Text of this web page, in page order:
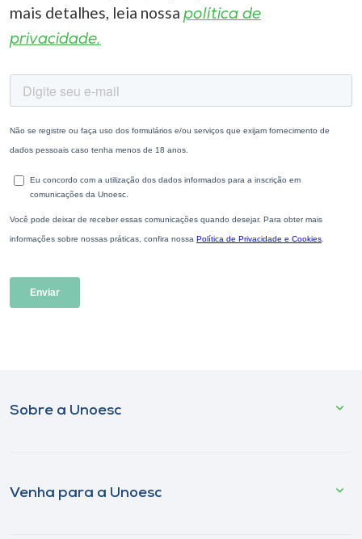
mais detalhes, leia nossa política de
privacidade.
Sobre a Unoesc
Venha para a Unoesc